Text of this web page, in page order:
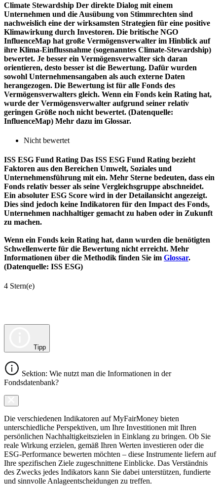
Climate Stewardship Der direkte Dialog mit einem
Unternehmen und die Ausübung von Stimmrechten sind
nachweislich eine der wirksamsten Strategien für eine positive
Klimawirkung durch Investoren. Die britische NGO
InfluenceMap hat große Vermögensverwalter im Hinblick auf
ihre Klima-Einflussnahme (sogenanntes Climate-Stewardship)
bewertet. Je besser ein Vermögensverwalter sich daran
orientieren, desto besser ist die Bewertung. Dafür wurden
sowohl Unternehmensangaben als auch externe Daten
herangezogen. Die Bewertung ist für alle Fonds des
Vermögensverwalters gleich. Wenn ein Fonds kein Rating hat,
wurde der Vermögensverwalter aufgrund seiner relativ
geringen Größe noch nicht bewertet. (Datenquelle:
InfluenceMap) Mehr dazu im Glossar.
Nicht bewertet
ISS ESG Fund Rating Das ISS ESG Fund Rating bezieht
Faktoren aus den Bereichen Umwelt, Soziales und
Unternehmensführung mit ein. Mehr Sterne bedeuten, dass ein
Fonds relativ besser als seine Vergleichsgruppe abschneidet.
Ein absoluter ESG Score wird in der Detailansicht angezeigt.
Dies sind jedoch keine Indikatoren für den Impact des Fonds,
Unternehmen nachhaltiger gemacht zu haben oder in Zukunft
zu machen.
Wenn ein Fonds kein Rating hat, dann wurden die benötigten
Schwellenwerte für die Bewertung nicht erreicht. Mehr
Informationen über die Methodik finden Sie im Glossar.
(Datenquelle: ISS ESG)
4 Stern(e)
Tipp
Sektion: Wie nutzt man die Informationen in der
Fondsdatenbank?
Die verschiedenen Indikatoren auf MyFairMoney bieten
unterschiedliche Perspektiven, um Ihre Investitionen mit Ihren
persönlichen Nachhaltigkeitszielen in Einklang zu bringen. Ob Sie
reale Wirkung erzielen, gemäß Ihren Werten investieren oder die
ESG-Performance bewerten möchten – diese Instrumente liefern auf
Ihre spezifischen Ziele zugeschnittene Einblicke. Das Verständnis
des Zwecks jedes Indikators kann Sie dabei unterstützen, fundierte
und sinnvolle Anlageentscheidungen zu treffen.